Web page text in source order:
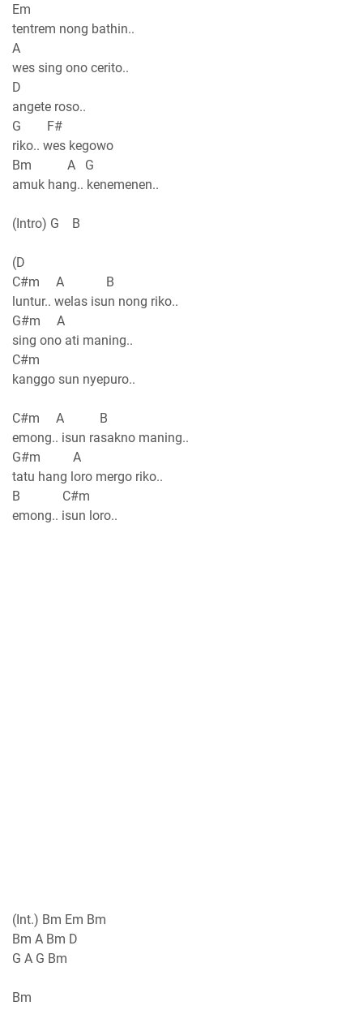
Em
tentrem nong bathin..
A
wes sing ono cerito..
D
angete roso..
G F#
riko.. wes kegowo
Bm A G
amuk hang.. kenemenen..
(Intro) G B
(D
C#m A B
luntur.. welas isun nong riko..
G#m A
sing ono ati maning..
C#m
kanggo sun nyepuro..
C#m A B
emong.. isun rasakno maning..
G#m A
tatu hang loro mergo riko..
B C#m
emong.. isun loro..
(Int.) Bm Em Bm
Bm A Bm D
G A G Bm
Bm